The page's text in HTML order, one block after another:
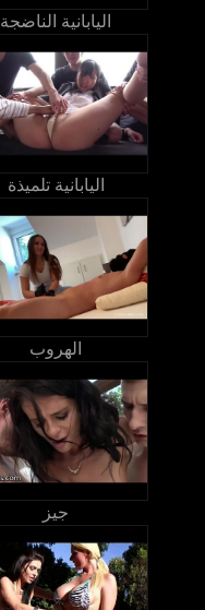
اليابانية الناضجة
اليابانية تلميذة
الهروب
جيز